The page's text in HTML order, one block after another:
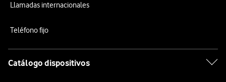
Llamadas internacionales
Teléfono fijo
Catálogo dispositivos